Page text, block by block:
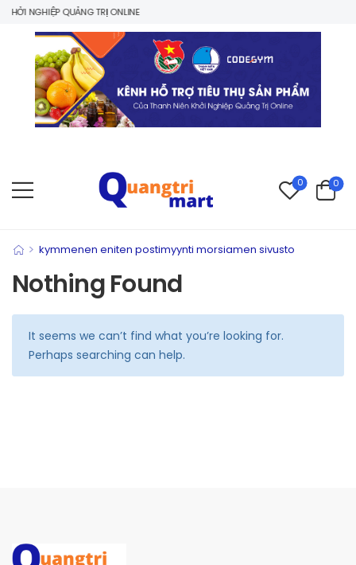
NGHIỆP QUẢNG TRỊ ONLINE
0 0
> kymmenen eniten postimyynti morsiamen sivusto
Nothing Found
It seems we can’t find what you’re looking for.
Perhaps searching can help.